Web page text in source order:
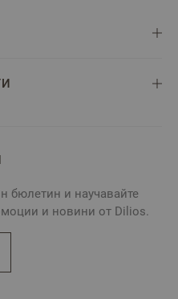
бюлетин и научавайте
и новини от Dilios.